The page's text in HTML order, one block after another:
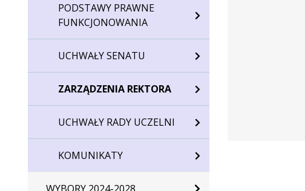
PODSTAWY PRAWNE
FUNKCJONOWANIA
UCHWAŁY SENATU
ZARZĄDZENIA REKTORA
UCHWAŁY RADY UCZELNI
KOMUNIKATY